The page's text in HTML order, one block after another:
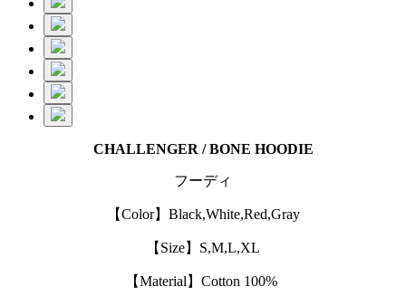
CHALLENGER / BONE HOODIE
フーディ
【Color】Black,White,Red,Gray
【Size】S,M,L,XL
【Material】Cotton 100%